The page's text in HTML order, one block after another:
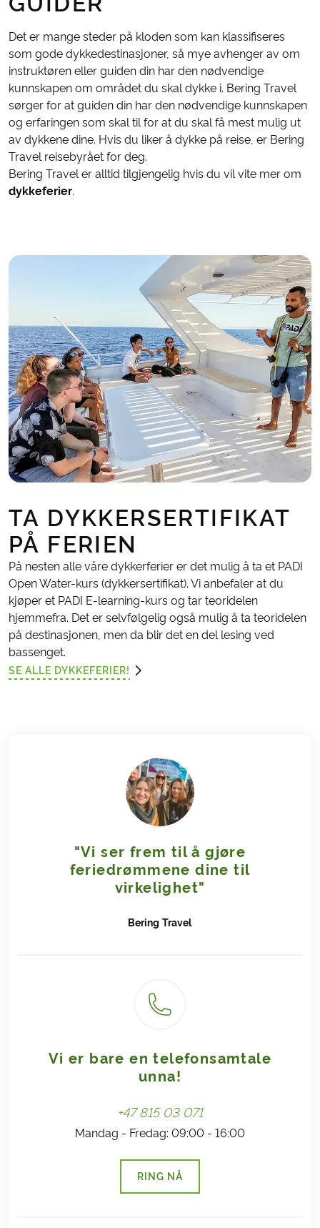
Det er mange steder på kloden som kan klassifiseres
som gode dykkedestinasjoner, så mye avhenger av om
instruktøren eller guiden din har den nødvendige
kunnskapen om området du skal dykke i. Bering Travel
sørger for at guiden din har den nødvendige kunnskapen
og erfaringen som skal til for at du skal få mest mulig ut
av dykkene dine. Hvis du liker å dykke på reise, er Bering
Travel reisebyrået for deg.
Bering Travel er alltid tilgjengelig hvis du vil vite mer om
dykkeferier.
TA DYKKERSERTIFIKAT
PÅ FERIEN
På nesten alle våre dykkerferier er det mulig å ta et PADI
Open Water-kurs (dykkersertifikat). Vi anbefaler at du
kjøper et PADI E-learning-kurs og tar teoridelen
hjemmefra. Det er selvfølgelig også mulig å ta teoridelen
på destinasjonen, men da blir det en del lesing ved
bassenget.
SE ALLE DYKKEFERIER!
"Vi ser frem til å gjøre
feriedrømmene dine til
virkelighet"
Bering Travel
Vi er bare en telefonsamtale
unna!
+47 815 03 071
Mandag - Fredag: 09:00 - 16:00
RING NÅ(LENKE ÅPNES I NY FANE)